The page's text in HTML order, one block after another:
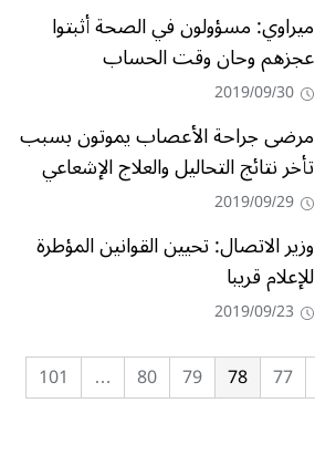
ميراوي: مسؤولون في الصحة أثبتوا
عجزهم وحان وقت الحساب
2019/09/30
مرضى جراحة الأعصاب يموتون بسبب
تأخر نتائج التحاليل والعلاج الإشعاعي
2019/09/29
وزير الاتصال: تحيين القوانين المؤطرة
للإعلام قريبا
2019/09/23
77
78
79
80
…
101